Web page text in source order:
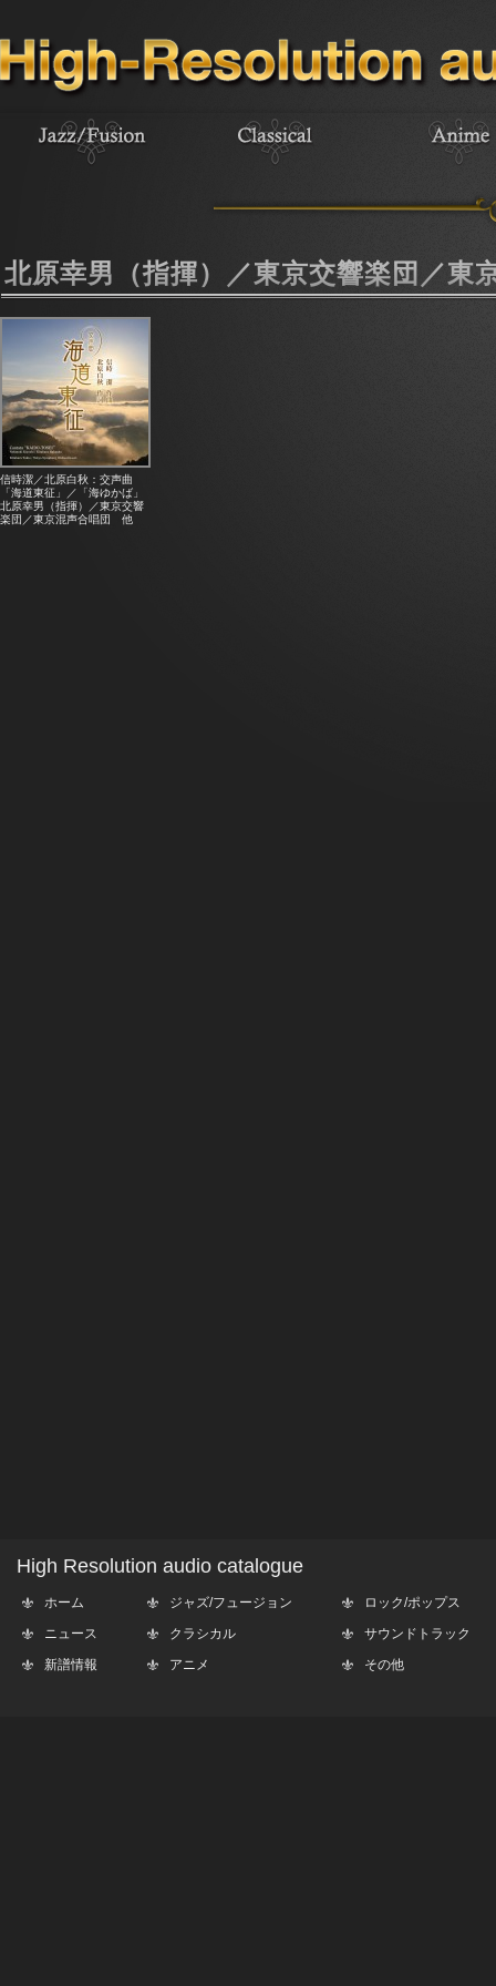
北原幸男（指揮）／東京交響楽団／
信時潔／北原白秋：交声曲
「海道東征」／「海ゆかば」
北原幸男（指揮）／東京交響
楽団／東京混声合唱団 他
High Resolution audio catalogue
ホーム
ニュース
新譜情報
ジャズ/フュージョン
クラシカル
アニメ
ロック/ポップス
サウンドトラック
その他